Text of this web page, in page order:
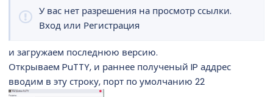
У вас нет разрешения на просмотр ссылки.
Вход или Регистрация
и загружаем последнюю версию.
Открываем PuTTY, и раннее полученый IP аддрес
вводим в эту строку, порт по умолчанию 22